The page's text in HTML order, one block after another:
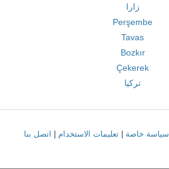
زارا
Perşembe
Tavas
Bozkır
Çekerek
تركيا
سياسة خاصة |تعليمات الاستخدام اتصل بنا